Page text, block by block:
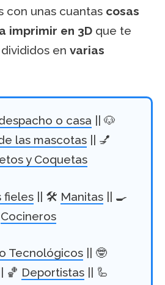
con unas cuantas cosas
imprimir en 3D que te
en varias
o casa || 🐶
las mascotas || 💅
y Coquetas
fieles|| 🛠️ Manitas|| 🍳
Cocineros
Tecnológicos || 🤓
🏀 Deportistas|| 🦾